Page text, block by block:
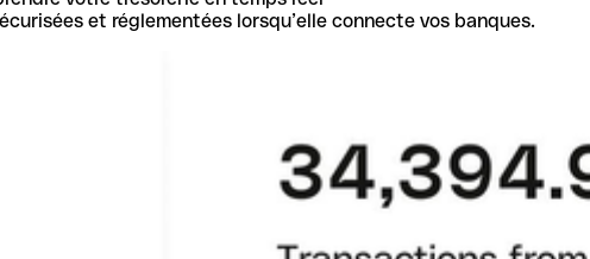
et réglementées lorsqu’elle connecte vos banques.